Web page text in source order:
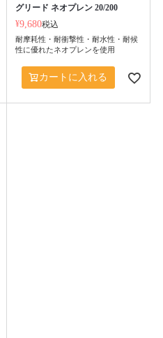
グリード ネオプレン 20/200
¥9,680税込
耐摩耗性・耐衝撃性・耐水性・耐候
性に優れたネオプレンを使用
カートに入れる